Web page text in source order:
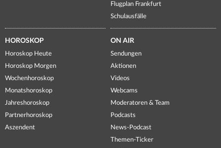
Flugplan Frankfurt
Schulausfälle
HOROSKOP
Horoskop Heute
Horoskop Morgen
Wochenhoroskop
Monatshoroskop
Jahreshoroskop
Partnerhoroskop
Aszendent
ON AIR
Sendungen
Aktionen
Videos
Webcams
Moderatoren & Team
Podcasts
News-Podcast
Themen-Ticker